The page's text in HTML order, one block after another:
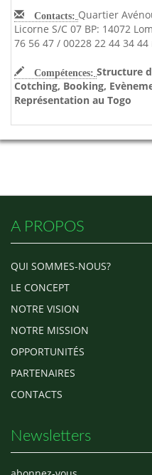
Contacts: Quartier
Licorne S/C 07 BP: 14072
76 56 47 / 00228 22 44 34
Compétences: Structure
Cotching, Booking,
Représentation au Togo
A PROPOS
QUI SOMMES-NOUS?
LE CONCEPT
NOTRE VISION
NOTRE MISSION
OPPORTUNITÉS
PARTENAIRES
CONTACTS
Newsletters